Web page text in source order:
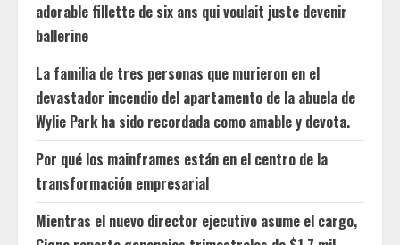
adorable fillette de six ans qui voulait juste devenir
ballerine
La familia de tres personas que murieron en el
devastador incendio del apartamento de la abuela de
Wylie Park ha sido recordada como amable y devota.
Por qué los mainframes están en el centro de la
transformación empresarial
Mientras el nuevo director ejecutivo asume el cargo,